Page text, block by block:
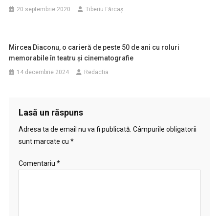
20 septembrie 2020 Tiberiu Fărcaş
Mircea Diaconu, o carieră de peste 50 de ani cu roluri
memorabile în teatru şi cinematografie
14 decembrie 2024 Redactia
Lasă un răspuns
Adresa ta de email nu va fi publicată. Câmpurile obligatorii
sunt marcate cu *
Comentariu *